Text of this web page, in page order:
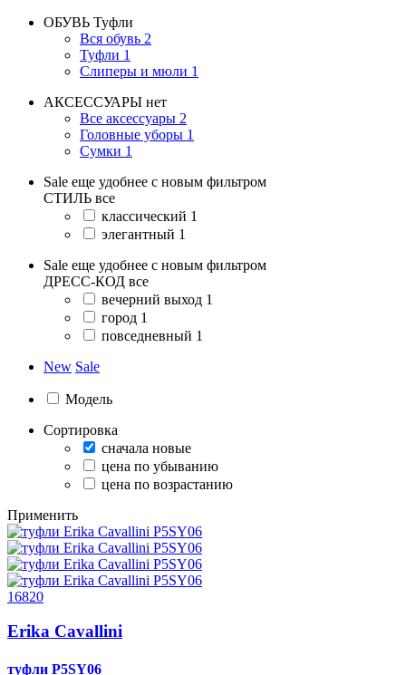
ОБУВЬ Туфли
Вся обувь 2
Туфли 1
Слиперы и мюли 1
АКСЕССУАРЫ нет
Все аксессуары 2
Головные уборы 1
Сумки 1
Sale еще удобнее с новым фильтром
СТИЛЬ все
классический 1
элегантный 1
Sale еще удобнее с новым фильтром
ДРЕСС-КОД все
вечерний выход 1
город 1
повседневный 1
New Sale
Модель
Сортировка
сначала новые
цена по убыванию
цена по возрастанию
Применить
16820
Erika Cavallini
туфли P5SY06